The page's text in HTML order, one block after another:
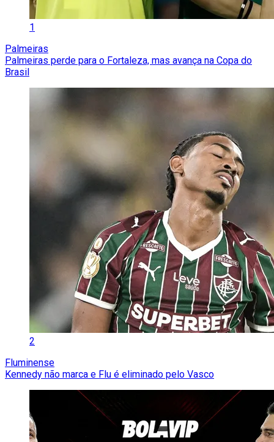
1
Palmeiras
Palmeiras perde para o Fortaleza, mas avança na Copa do
Brasil
2
Fluminense
Kennedy não marca e Flu é eliminado pelo Vasco